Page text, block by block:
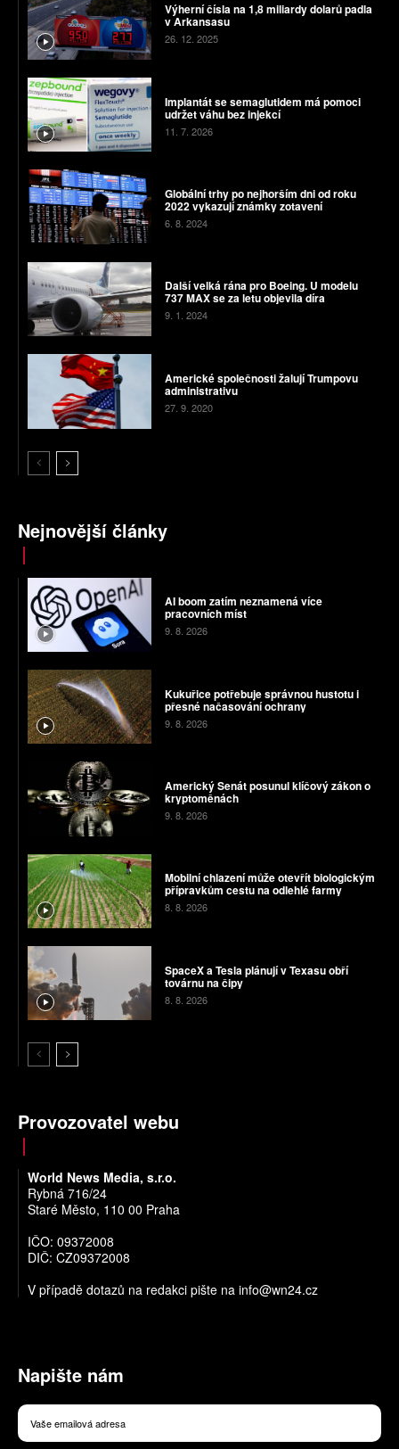
Výherní čísla na 1,8 miliardy dolarů padla
v Arkansasu
26. 12. 2025
Implantát se semaglutidem má pomoci
udržet váhu bez injekcí
11. 7. 2026
Globální trhy po nejhorším dni od roku
2022 vykazují známky zotavení
6. 8. 2024
Další velká rána pro Boeing. U modelu
737 MAX se za letu objevila díra
9. 1. 2024
Americké společnosti žalují Trumpovu
administrativu
27. 9. 2020
Nejnovější články
AI boom zatím neznamená více
pracovních míst
9. 8. 2026
Kukuřice potřebuje správnou hustotu i
přesné načasování ochrany
9. 8. 2026
Americký Senát posunul klíčový zákon o
kryptoměnách
9. 8. 2026
Mobilní chlazení může otevřít biologickým
přípravkům cestu na odlehlé farmy
8. 8. 2026
SpaceX a Tesla plánují v Texasu obří
továrnu na čipy
8. 8. 2026
Provozovatel webu
World News Media, s.r.o.
Rybná 716/24
Staré Město, 110 00 Praha
IČO: 09372008
DIČ: CZ09372008
V případě dotazů na redakci pište na info@wn24.cz
Napište nám